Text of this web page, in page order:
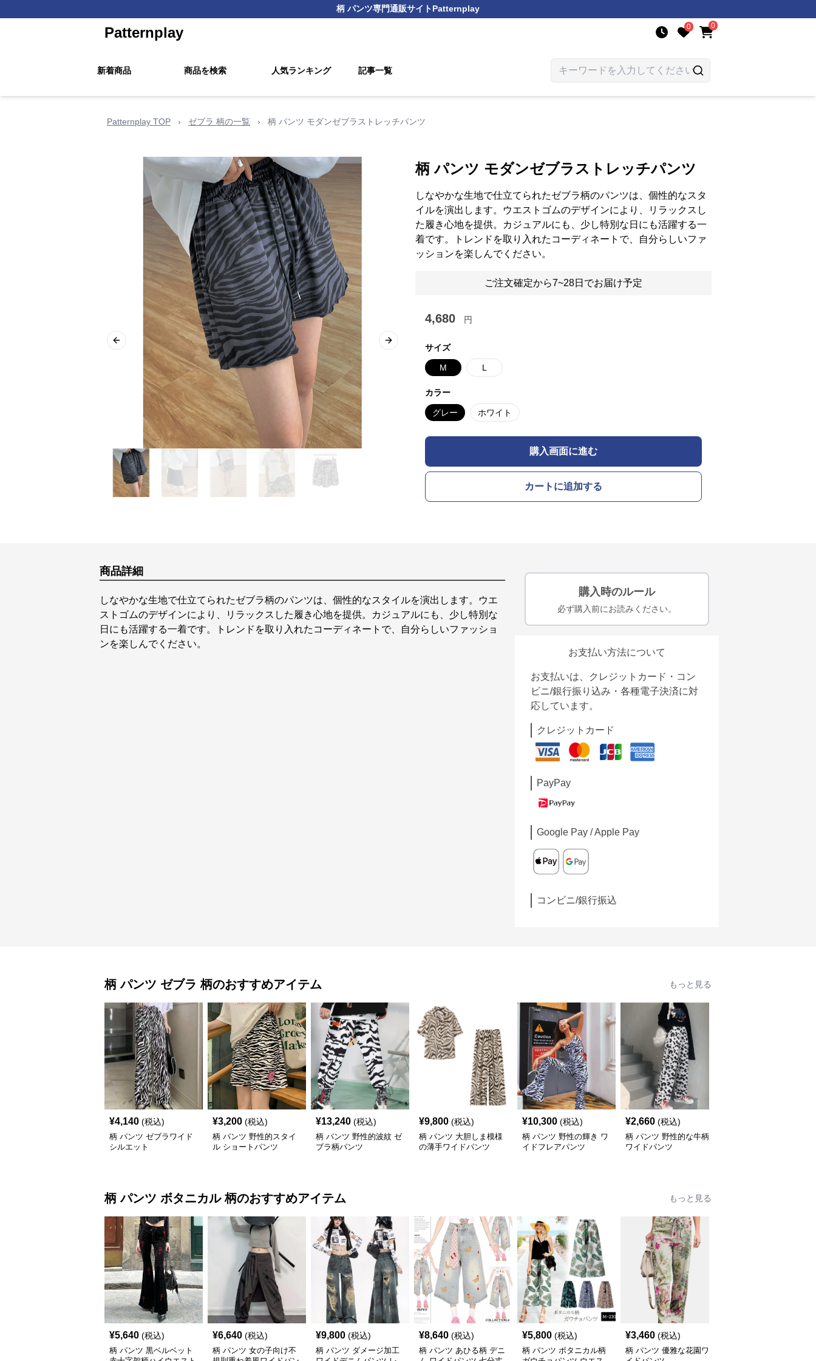
柄 パンツ専門通販サイトPatternplay
Patternplay 0 0
新着商品 商品を検索 人気ランキング 記事一覧
Patternplay TOP › ゼブラ 柄の一覧 › 柄 パンツ モダンゼブラストレッチパンツ
Previous slide Next slide
柄 パンツ モダンゼブラストレッチパンツ
しなやかな生地で仕立てられたゼブラ柄のパンツは、個性的なスタ
イルを演出します。ウエストゴムのデザインにより、リラックスし
た履き心地を提供。カジュアルにも、少し特別な日にも活躍する一
着です。トレンドを取り入れたコーディネートで、自分らしいファ
ッションを楽しんでください。
ご注文確定から7~28日でお届け予定
4,680 円
サイズ
M L
カラー
グレー ホワイト
購入画面に進む
カートに追加する
商品詳細
しなやかな生地で仕立てられたゼブラ柄のパンツは、個性的なスタイルを演出します。ウエ
ストゴムのデザインにより、リラックスした履き心地を提供。カジュアルにも、少し特別な
日にも活躍する一着です。トレンドを取り入れたコーディネートで、自分らしいファッショ
ンを楽しんでください。
購入時のルール
必ず購入前にお読みください。
お支払い方法について
お支払いは、クレジットカード・コン
ビニ/銀行振り込み・各種電子決済に対
応しています。
クレジットカード
PayPay
Google Pay / Apple Pay
コンビニ/銀行振込
柄 パンツ ゼブラ 柄のおすすめアイテム もっと見る
¥4,140 (税込)
柄 パンツ ゼブラワイド
シルエット
¥3,200 (税込)
柄 パンツ 野性的スタイ
ル ショートパンツ
¥13,240 (税込)
柄 パンツ 野性的波紋 ゼ
ブラ柄パンツ
¥9,800 (税込)
柄 パンツ 大胆しま模様
の薄手ワイドパンツ
¥10,300 (税込)
柄 パンツ 野性の輝き ワ
イドフレアパンツ
¥2,660 (税込)
柄 パンツ 野性的な牛柄
ワイドパンツ
柄 パンツ ボタニカル 柄のおすすめアイテム もっと見る
¥5,640 (税込)
柄 パンツ 黒ベルベット
¥6,640 (税込)
柄 パンツ 女の子向け不
¥9,800 (税込)
柄 パンツ ダメージ加工
¥8,640 (税込)
柄 パンツ あひる柄 デニ
¥5,800 (税込)
柄 パンツ ボタニカル柄
¥3,460 (税込)
柄 パンツ 優雅な花園ワ